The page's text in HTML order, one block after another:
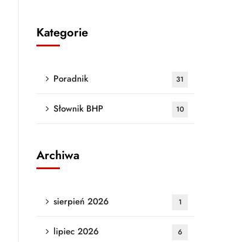
Kategorie
Poradnik 31
Słownik BHP 10
Archiwa
sierpień 2026 1
lipiec 2026 6